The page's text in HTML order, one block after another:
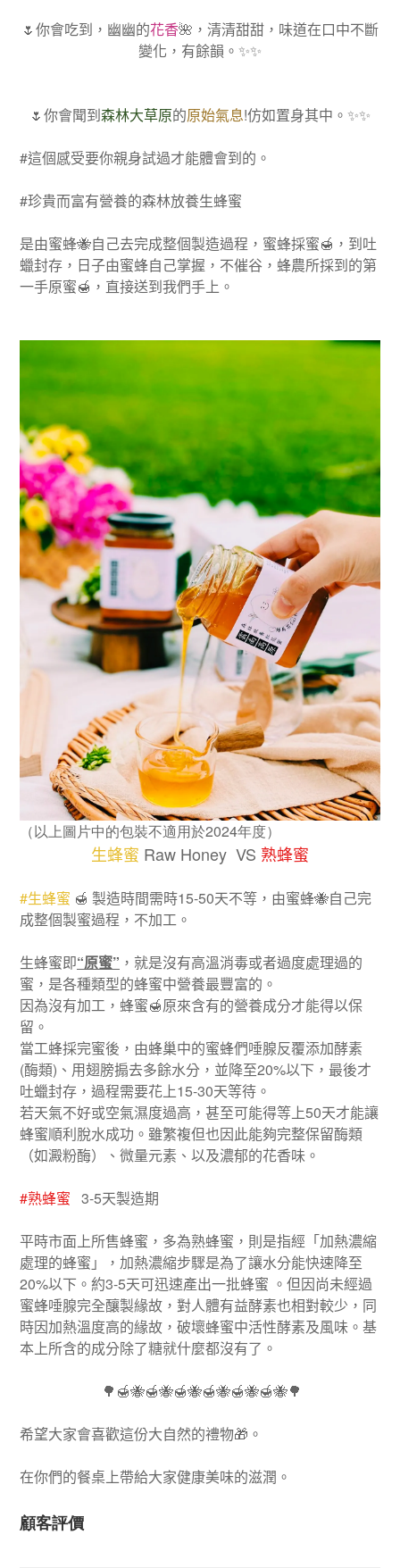
🌷你會吃到，幽幽的花香🌺 ，清清甜甜，味道在口中不斷
變化，有餘韻。 ✨✨
🌷你會聞到森林大草原的原始氣息!仿如置身其中。 ✨✨
#這個感受要你親身試過才能體會到的。
#珍貴而富有營養的森林放養生蜂蜜
是由蜜蜂🐝自己去完成整個製造過程，蜜蜂採蜜🍯 ，到吐
蠟封存，日子由蜜蜂自己掌握，不催谷，蜂農所採到的第
一手原蜜🍯 ，直接送到我們手上。
（以上圖片中的包裝不適用於2024年度）
生蜂蜜 Raw Honey VS 熟蜂蜜
#生蜂蜜 🍯 製造時間需時15-50天不等，由蜜蜂🐝自己完
成整個製蜜過程，不加工。
生蜂蜜即“原蜜” ，就是沒有高溫消毒或者過度處理過的
蜜，是各種類型的蜂蜜中營養最豐富的。
因為沒有加工，蜂蜜🍯原來含有的營養成分才能得以保
留。
當工蜂採完蜜後，由蜂巢中的蜜蜂們唾腺反覆添加酵素
(酶類) 、用翅膀搧去多餘水分，並降至20%以下，最後才
吐蠟封存，過程需要花上15-30天等待。
若天氣不好或空氣濕度過高，甚至可能得等上50天才能讓
蜂蜜順利脫水成功。雖繁複但也因此能夠完整保留酶類
（如澱粉酶）、微量元素、以及濃郁的花香味。
#熟蜂蜜 3-5天製造期
平時市面上所售蜂蜜，多為熟蜂蜜，則是指經「加熱濃縮
處理的蜂蜜」，加熱濃縮步驟是為了讓水分能快速降至
20%以下。約3-5天可迅速產出一批蜂蜜 。但因尚未經過
蜜蜂唾腺完全釀製緣故，對人體有益酵素也相對較少，同
時因加熱溫度高的緣故，破壞蜂蜜中活性酵素及風味。基
本上所含的成分除了糖就什麼都沒有了。
🌳🍯🐝🍯🐝🍯🐝🍯🐝🍯🐝🍯🐝🌳
希望大家會喜歡這份大自然的禮物🎁 。
在你們的餐桌上帶給大家健康美味的滋潤。
顧客評價